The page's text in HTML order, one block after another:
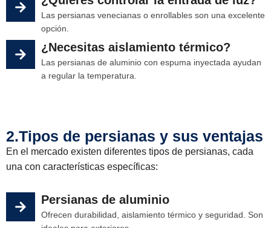
Las persianas venecianas o enrollables son una excelente
opción.
¿Necesitas aislamiento térmico?
Las persianas de aluminio con espuma inyectada ayudan
a regular la temperatura.
2.Tipos de persianas y sus ventajas
En el mercado existen diferentes tipos de persianas, cada
una con características específicas:
Persianas de aluminio
Ofrecen durabilidad, aislamiento térmico y seguridad. Son